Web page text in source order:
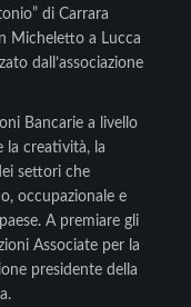
di Carrara
Micheletto a Lucca
dall’associazione
Bancarie a livello
la creatività, la
settori che
occupazionale e
A premiare gli
Associate per la
presidente della